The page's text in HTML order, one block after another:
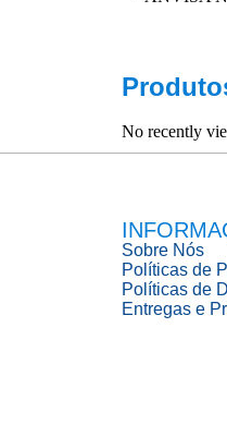
No recently
Sobre Nós
Políticas de
Políticas de
Entregas e